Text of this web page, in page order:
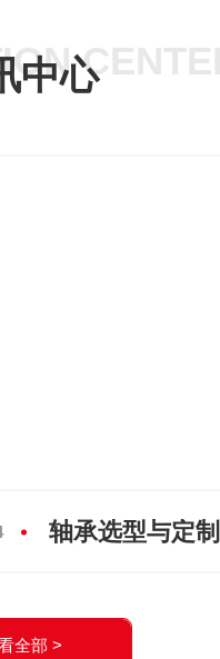
中心CENTER
轴承选型与定
全部 >